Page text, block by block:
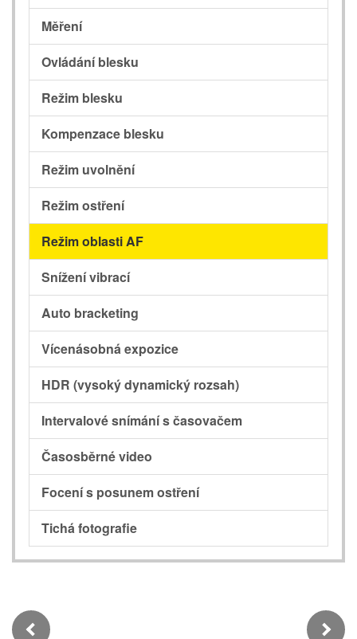
Měření
Ovládání blesku
Režim blesku
Kompenzace blesku
Režim uvolnění
Režim ostření
Režim oblasti AF
Snížení vibrací
Auto bracketing
Vícenásobná expozice
HDR (vysoký dynamický rozsah)
Intervalové snímání s časovačem
Časosběrné video
Focení s posunem ostření
Tichá fotografie